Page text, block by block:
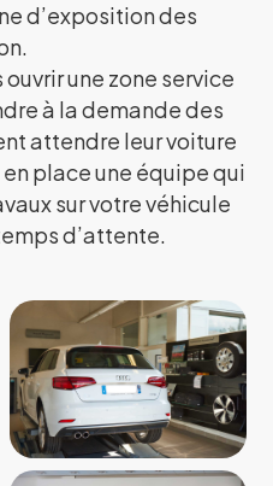
d’exposition des
ouvrir une zone service
à la demande des
attendre leur voiture
place une équipe qui
sur votre véhicule
d’attente.